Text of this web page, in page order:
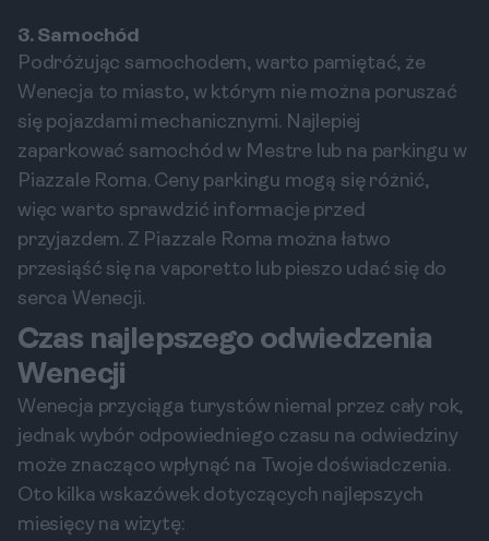
3. Samochód
Podróżując samochodem, warto pamiętać, że
Wenecja to miasto, w którym nie można poruszać
się pojazdami mechanicznymi. Najlepiej
zaparkować samochód w Mestre lub na parkingu w
Piazzale Roma. Ceny parkingu mogą się różnić,
więc warto sprawdzić informacje przed
przyjazdem. Z Piazzale Roma można łatwo
przesiąść się na vaporetto lub pieszo udać się do
serca Wenecji.
Czas najlepszego odwiedzenia
Wenecji
Wenecja przyciąga turystów niemal przez cały rok,
jednak wybór odpowiedniego czasu na odwiedziny
może znacząco wpłynąć na Twoje doświadczenia.
Oto kilka wskazówek dotyczących najlepszych
miesięcy na wizytę: